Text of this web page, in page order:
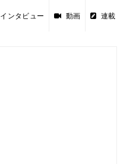
インタビュー 動画 連載